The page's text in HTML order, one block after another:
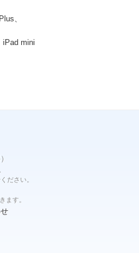
、
iPad mini
ださい。
ます。